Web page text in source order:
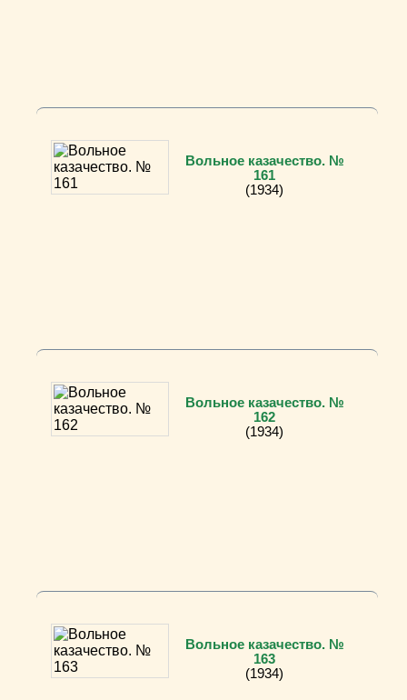
Вольное казачество. №
161
(1934)
Вольное казачество. №
162
(1934)
Вольное казачество. №
163
(1934)